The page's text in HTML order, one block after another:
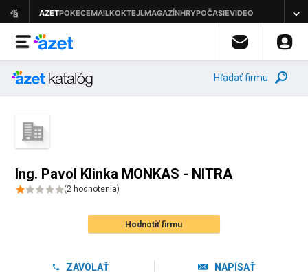
Hľadať firmu
Ing. Pavol Klinka MONKAS - NITRA
(2 hodnotenia)
Hodnotiť firmu
ZAVOLAŤ NAPÍSAŤ